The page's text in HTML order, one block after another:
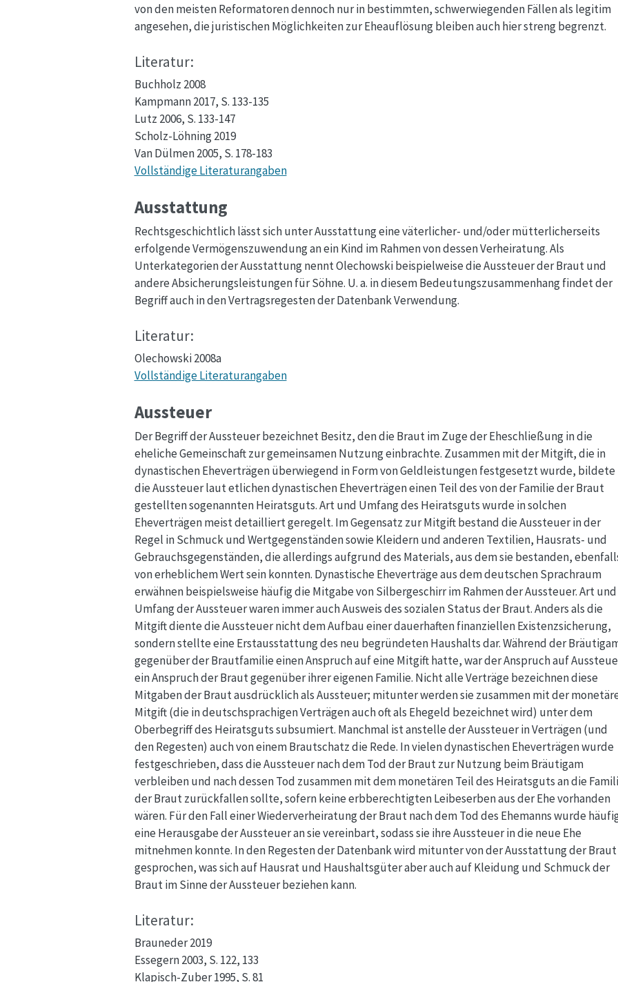
von den meisten Reformatoren dennoch nur in bestimmten, schwerwiegenden Fällen als legitim
angesehen, die juristischen Möglichkeiten zur Eheauflösung bleiben auch hier streng begrenzt.
Literatur:
Buchholz 2008
Kampmann 2017, S. 133-135
Lutz 2006, S. 133-147
Scholz-Löhning 2019
Van Dülmen 2005, S. 178-183
Vollständige Literaturangaben
Ausstattung
Rechtsgeschichtlich lässt sich unter Ausstattung eine väterlicher- und/oder mütterlicherseits
erfolgende Vermögenszuwendung an ein Kind im Rahmen von dessen Verheiratung. Als
Unterkategorien der Ausstattung nennt Olechowski beispielweise die Aussteuer der Braut und
andere Absicherungsleistungen für Söhne. U. a. in diesem Bedeutungszusammenhang findet der
Begriff auch in den Vertragsregesten der Datenbank Verwendung.
Literatur:
Olechowski 2008a
Vollständige Literaturangaben
Aussteuer
Der Begriff der Aussteuer bezeichnet Besitz, den die Braut im Zuge der Eheschließung in die
eheliche Gemeinschaft zur gemeinsamen Nutzung einbrachte. Zusammen mit der Mitgift, die in
dynastischen Eheverträgen überwiegend in Form von Geldleistungen festgesetzt wurde, bildete
die Aussteuer laut etlichen dynastischen Eheverträgen einen Teil des von der Familie der Braut
gestellten sogenannten Heiratsguts. Art und Umfang des Heiratsguts wurde in solchen
Eheverträgen meist detailliert geregelt. Im Gegensatz zur Mitgift bestand die Aussteuer in der
Regel in Schmuck und Wertgegenständen sowie Kleidern und anderen Textilien, Hausrats- und
Gebrauchsgegenständen, die allerdings aufgrund des Materials, aus dem sie bestanden,
von erheblichem Wert sein konnten. Dynastische Eheverträge aus dem deutschen Sprachraum
erwähnen beispielsweise häufig die Mitgabe von Silbergeschirr im Rahmen der Aussteuer. Art und
Umfang der Aussteuer waren immer auch Ausweis des sozialen Status der Braut. Anders als die
Mitgift diente die Aussteuer nicht dem Aufbau einer dauerhaften finanziellen Existenzsicherung,
sondern stellte eine Erstausstattung des neu begründeten Haushalts dar. Während der
gegenüber der Brautfamilie einen Anspruch auf eine Mitgift hatte, war der Anspruch auf
ein Anspruch der Braut gegenüber ihrer eigenen Familie. Nicht alle Verträge bezeichnen diese
Mitgaben der Braut ausdrücklich als Aussteuer; mitunter werden sie zusammen mit der
Mitgift (die in deutschsprachigen Verträgen auch oft als Ehegeld bezeichnet wird) unter dem
Oberbegriff des Heiratsguts subsumiert. Manchmal ist anstelle der Aussteuer in Verträgen (und
den Regesten) auch von einem Brautschatz die Rede. In vielen dynastischen Eheverträgen wurde
festgeschrieben, dass die Aussteuer nach dem Tod der Braut zur Nutzung beim Bräutigam
verbleiben und nach dessen Tod zusammen mit dem monetären Teil des Heiratsguts an die
der Braut zurückfallen sollte, sofern keine erbberechtigten Leibeserben aus der Ehe vorhanden
wären. Für den Fall einer Wiederverheiratung der Braut nach dem Tod des Ehemanns wurde
eine Herausgabe der Aussteuer an sie vereinbart, sodass sie ihre Aussteuer in die neue Ehe
mitnehmen konnte. In den Regesten der Datenbank wird mitunter von der Ausstattung der Braut
gesprochen, was sich auf Hausrat und Haushaltsgüter aber auch auf Kleidung und Schmuck der
Braut im Sinne der Aussteuer beziehen kann.
Literatur:
Brauneder 2019
Essegern 2003, S. 122, 133
Klapisch-Zuber 1995, S. 81